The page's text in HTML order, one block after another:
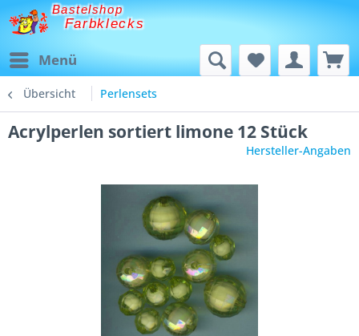
Bastelshop
Farbklecks
Menü
Übersicht Perlensets
Acrylperlen sortiert limone 12 Stück
Hersteller-Angaben